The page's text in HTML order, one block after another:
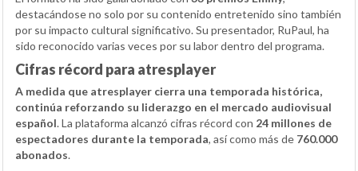
destacándose no solo por su contenido entretenido sino también
por su impacto cultural significativo. Su presentador, RuPaul, ha
sido reconocido varias veces por su labor dentro del programa.
Cifras récord para atresplayer
A medida que atresplayer cierra una temporada histórica,
continúa reforzando su liderazgo en el mercado audiovisual
español. La plataforma alcanzó cifras récord con 24 millones de
espectadores durante la temporada, así como más de 760.000
abonados.